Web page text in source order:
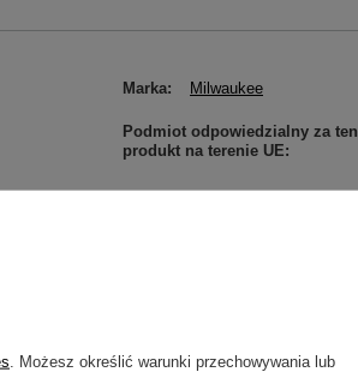
Marka Milwaukee
Podmiot odpowiedzialny za ten
produkt na terenie UE
. Możesz określić warunki przechowywania lub